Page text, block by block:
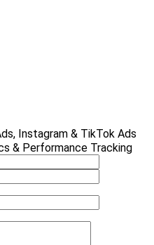
Instagram & TikTok Ads
& Performance Tracking